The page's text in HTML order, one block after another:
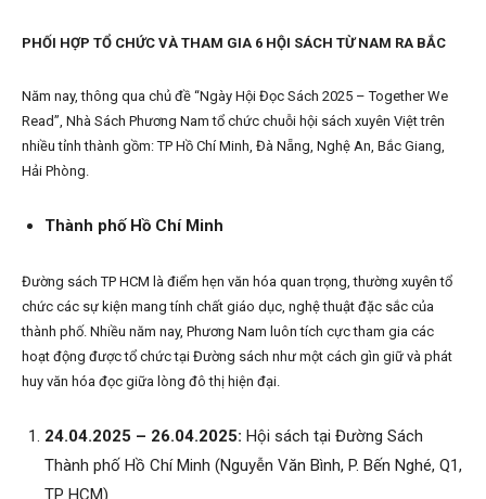
PHỐI HỢP TỔ CHỨC VÀ THAM GIA 6 HỘI SÁCH TỪ NAM RA BẮC
Năm nay, thông qua chủ đề “Ngày Hội Đọc Sách 2025 – Together We
Read”, Nhà Sách Phương Nam tổ chức chuỗi hội sách xuyên Việt trên
nhiều tỉnh thành gồm: TP Hồ Chí Minh, Đà Nẵng, Nghệ An, Bắc Giang,
Hải Phòng.
Thành phố Hồ Chí Minh
Đường sách TP HCM là điểm hẹn văn hóa quan trọng, thường xuyên tổ
chức các sự kiện mang tính chất giáo dục, nghệ thuật đặc sắc của
thành phố. Nhiều năm nay, Phương Nam luôn tích cực tham gia các
hoạt động được tổ chức tại Đường sách như một cách gìn giữ và phát
huy văn hóa đọc giữa lòng đô thị hiện đại.
24.04.2025 – 26.04.2025: Hội sách tại Đường Sách
Thành phố Hồ Chí Minh (Nguyễn Văn Bình, P. Bến Nghé, Q1,
TP HCM)